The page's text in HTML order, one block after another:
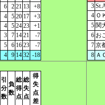
6 2 21 13
+8
4 5 20 17
+3
4 5 24 23
+1
3 7 14 21
-7
5 6 16 23
-7
4 9 14 32 -18
3
4 Ｏ
5 関
6 お
7 京
8 Ａ
引
分
数
負
数
総
得
点
総
失
点
得
失
点
差